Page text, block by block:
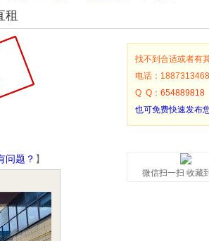
租
问题？ 】
找不到合适或者有
电话：
Q Q： 654889818
也可免费快速发布
微信扫一扫 收藏